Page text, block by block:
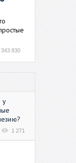
343 830
у
1 271